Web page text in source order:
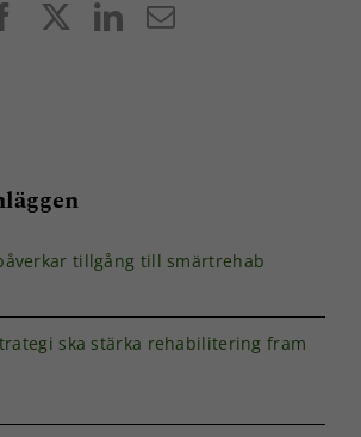
FacebookLinkedIn
E-
tillgång till smärtrehab
ska stärka rehabilitering fram